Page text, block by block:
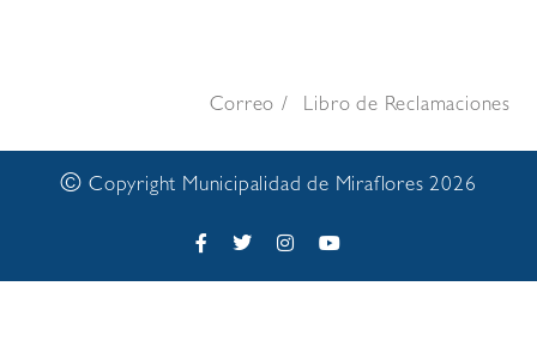
Correo Libro de Reclamaciones
© Copyright Municipalidad de Miraflores 2026